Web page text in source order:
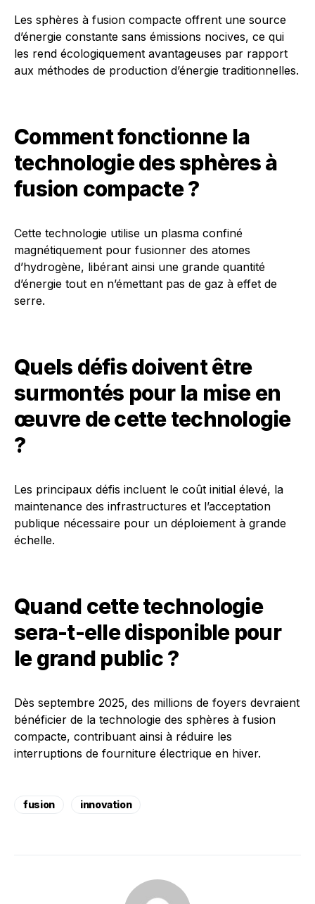
Les sphères à fusion compacte offrent une source
d’énergie constante sans émissions nocives, ce qui
les rend écologiquement avantageuses par rapport
aux méthodes de production d’énergie traditionnelles.
Comment fonctionne la
technologie des sphères à
fusion compacte ?
Cette technologie utilise un plasma confiné
magnétiquement pour fusionner des atomes
d’hydrogène, libérant ainsi une grande quantité
d’énergie tout en n’émettant pas de gaz à effet de
serre.
Quels défis doivent être
surmontés pour la mise en
œuvre de cette technologie
?
Les principaux défis incluent le coût initial élevé, la
maintenance des infrastructures et l’acceptation
publique nécessaire pour un déploiement à grande
échelle.
Quand cette technologie
sera-t-elle disponible pour
le grand public ?
Dès septembre 2025, des millions de foyers devraient
bénéficier de la technologie des sphères à fusion
compacte, contribuant ainsi à réduire les
interruptions de fourniture électrique en hiver.
fusion innovation